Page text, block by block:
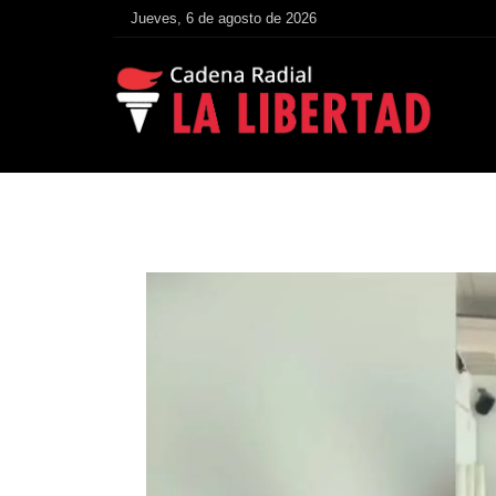
Jueves, 6 de agosto de 2026